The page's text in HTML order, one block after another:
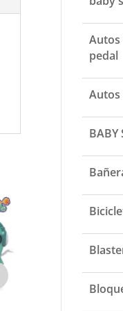
Autos
pedal
Autos
BABY